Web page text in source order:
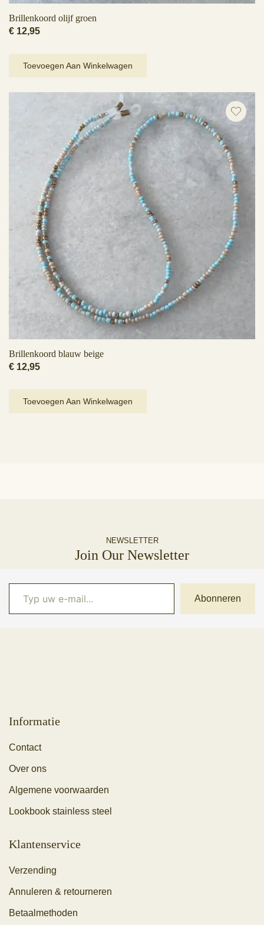
Brillenkoord olijf groen
€ 12,95
Toevoegen Aan Winkelwagen
Brillenkoord blauw beige
€ 12,95
Toevoegen Aan Winkelwagen
NEWSLETTER
Join Our Newsletter
Typ uw e-mail...
Abonneren
Informatie
Contact
Over ons
Algemene voorwaarden
Lookbook stainless steel
Klantenservice
Verzending
Annuleren & retourneren
Betaalmethoden